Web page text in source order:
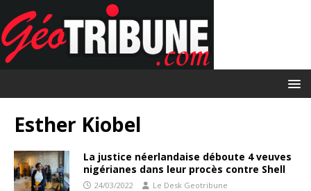
Esther Kiobel
La justice néerlandaise déboute 4 veuves
nigérianes dans leur procès contre Shell
24/03/2022 Le Desk Geotribune